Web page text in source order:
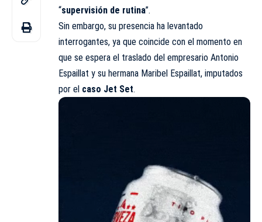
“supervisión de rutina”.
Sin embargo, su presencia ha levantado
interrogantes, ya que coincide con el momento en
que se espera el traslado del empresario Antonio
Espaillat y su hermana Maribel Espaillat, imputados
por el caso Jet Set.